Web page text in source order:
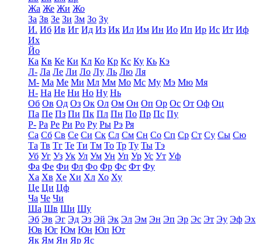
Жа Же Жи Жо
За Зв Зе Зи Зм Зо Зу
И. Иб Ив Иг Ид Из Ик Ил Им Ин Ио Ип Ир Ис Ит Иф
Их
Йо
Ка Кв Ке Ки Кл Ко Кр Кс Ку Кь Кэ
Л- Ла Ле Ли Ло Лу Ль Лю Ля
М- Ма Ме Ми Мл Мм Мо Мс Му Мэ Мю Мя
Н- На Не Ни Но Ну Нь
Об Ов Од Оз Ок Ол Ом Он Оп Ор Ос От Оф Оц
Па Пе Пз Пи Пк Пл Пн По Пр Пс Пу
Р- Ра Ре Ри Ро Ру Ры Рэ Ря
Са Сб Св Се Си Ск Сл См Сн Со Сп Ср Ст Су Сы Сю
Та Тв Тг Те Ти Тм То Тр Ту Ты Тэ
Уб Уг Уз Ук Ул Ум Ун Уп Ур Ус Ут Уф
Фа Фе Фи Фл Фо Фр Фс Фт Фу
Ха Хв Хе Хи Хл Хо Ху
Це Ци Цф
Ча Че Чи
Ша Шв Ши Шу
Эб Эв Эг Эд Эз Эй Эк Эл Эм Эн Эп Эр Эс Эт Эу Эф Эх
Юв Юг Юм Юн Юп Ют
Як Ям Ян Яр Яс